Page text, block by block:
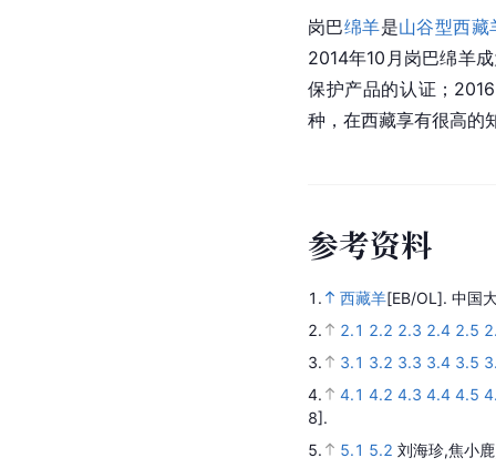
岗巴绵羊是山谷型西藏
2014年10月岗巴绵羊
保护产品的认证；
种，在西藏享有很高的
参考资料
1. 西藏羊[EB/OL]. 中国
2.
2.1 2.2 2.3 2.4 2.5
3.
3.1 3.2 3.3 3.4 3.5
4.
4.1 4.2 4.3 4.4 4.5
8].
5.
5.1 5.2 刘海珍,焦小